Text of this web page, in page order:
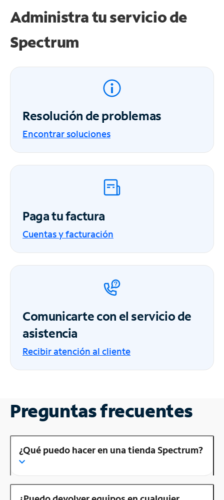
Administra tuservicio de
Spectrum
Resolución de problemas
Encontrar soluciones
Paga tu factura
Cuentas y facturación
Comunicarte con el servicio de
asistencia
Recibir atención al cliente
Preguntas frecuentes
¿Qué puedo hacer en una tienda Spectrum?